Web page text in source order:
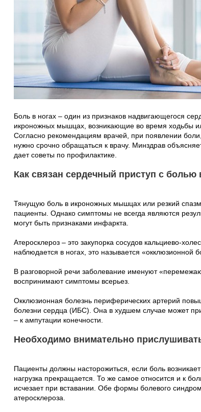
Боль в ногах – один из признаков надвигающегося
икроножных мышцах, возникающие во время ходьбы
Согласно рекомендациям врачей, при появлении
нужно срочно обращаться к врачу. Минздрав
дает советы по профилактике.
Как связан сердечный приступ с болью
Тянущую боль в икроножных мышцах или резкий спазм
пациенты. Однако симптомы не всегда являются
могут быть признаками инфаркта.
Атеросклероз – это закупорка сосудов кальциево-
наблюдается в ногах, это называется «окклюзионной
В разговорной речи заболевание именуют
воспринимают симптомы всерьез.
Окклюзионная болезнь периферических артерий
болезни сердца (ИБС). Она в худшем случае может
– к ампутации конечности.
Необходимо внимательно
Пациенты должны насторожиться, если боль
нагрузка прекращается. То же самое относится и к
исчезает при вставании. Обе формы болевого
атеросклероза.